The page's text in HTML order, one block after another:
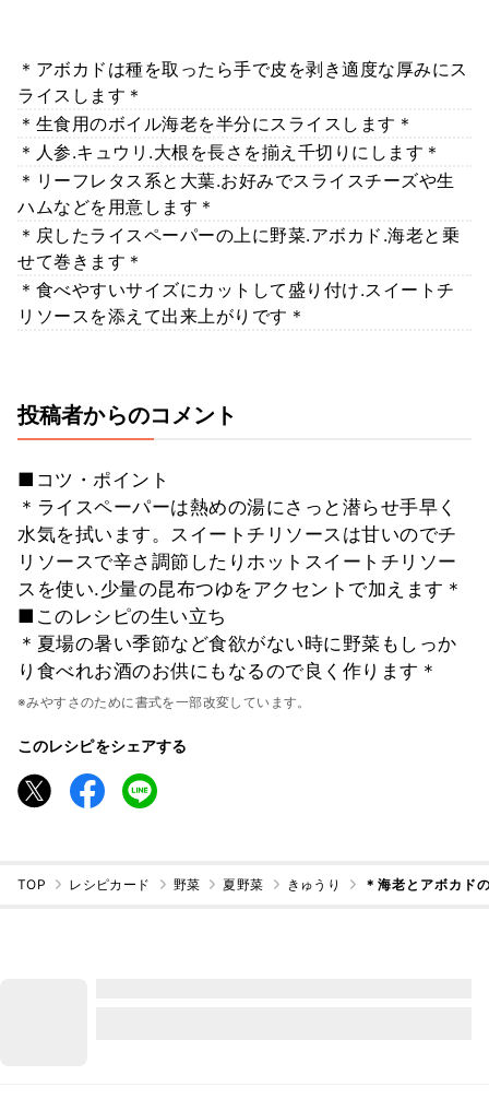
＊アボカドは種を取ったら手で皮を剥き適度な厚みにス
ライスします＊
＊生食用のボイル海老を半分にスライスします＊
＊人参.キュウリ.大根を長さを揃え千切りにします＊
＊リーフレタス系と大葉.お好みでスライスチーズや生
ハムなどを用意します＊
＊戻したライスペーパーの上に野菜.アボカド.海老と乗
せて巻きます＊
＊食べやすいサイズにカットして盛り付け.スイートチ
リソースを添えて出来上がりです＊
投稿者からのコメント
■コツ・ポイント
＊ライスペーパーは熱めの湯にさっと潜らせ手早く
水気を拭います。スイートチリソースは甘いのでチ
リソースで辛さ調節したりホットスイートチリソー
スを使い.少量の昆布つゆをアクセントで加えます＊
■このレシピの生い立ち
＊夏場の暑い季節など食欲がない時に野菜もしっか
り食べれお酒のお供にもなるので良く作ります＊
※みやすさのために書式を一部改変しています。
このレシピをシェアする
TOP レシピカード 野菜 夏野菜 きゅうり ＊海老とアボカド